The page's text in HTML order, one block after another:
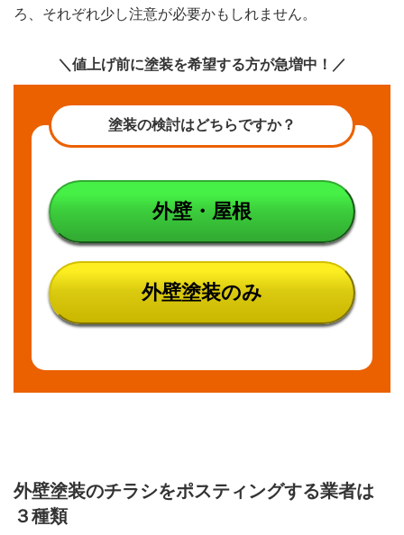
うた
われ
価格
は安
い？
チラ
シの
工事
く見
える
理由
実際
想定
面積
が狭
ろ、それぞれ少し注意が必要かもしれません。
＼値上げ前に塗装を希望する方が急増中！／
塗装の検討はどちらですか？
外壁・屋根
外壁塗装のみ
外壁塗装のチラシをポスティングする業者は
３種類